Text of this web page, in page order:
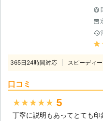
と
ま
の
に
き
て
365日24時間対応 スピーディ
口コミ
★★★★★ 5
丁寧に説明もあってとても印